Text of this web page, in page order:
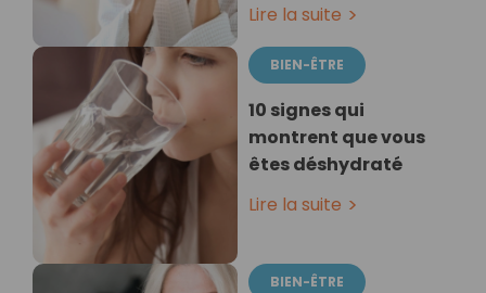
Lire la suite
BIEN-ÊTRE
10 signes qui
montrent que vous
êtes déshydraté
Lire la suite
BIEN-ÊTRE